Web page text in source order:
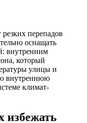
перепадов
оснащать
внутренним
который
улицы и
внутреннюю
климат-
избежать